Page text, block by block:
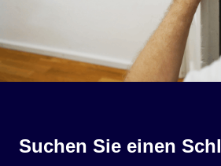
Suchen Sie einen